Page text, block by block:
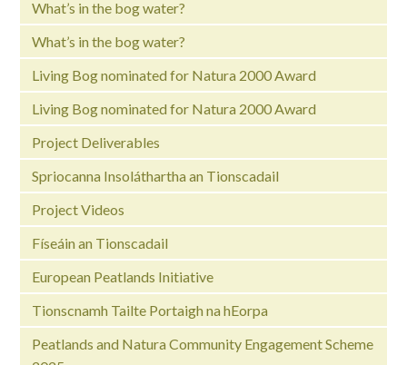
What’s in the bog water?
What’s in the bog water?
Living Bog nominated for Natura 2000 Award
Living Bog nominated for Natura 2000 Award
Project Deliverables
Spriocanna Insoláthartha an Tionscadail
Project Videos
Físeáin an Tionscadail
European Peatlands Initiative
Tionscnamh Tailte Portaigh na hEorpa
Peatlands and Natura Community Engagement Scheme